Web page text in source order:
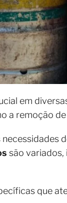
em
a remoção
são
que